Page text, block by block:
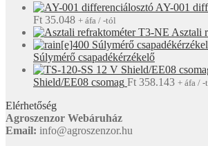
AY-001
Ft 35.048 + áfa / -tól
Asztali
Súlymérő csapadékérzékelő
Shield/EE08 csomag Ft 358.143 + áfa / -
Elérhetőség
Agroszenzor Webáruház
Email: info@agroszenzor.hu